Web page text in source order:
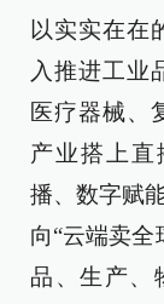
以实实在在
入推进工业
医疗器械、
产业搭上
播、数字赋
向“云端卖
品、生产、